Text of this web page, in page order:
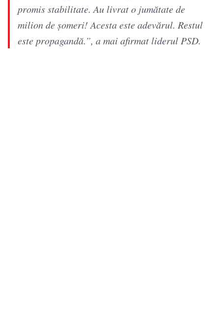
promis stabilitate. Au livrat o jumătate de
milion de șomeri! Acesta este adevărul. Restul
este propagandă.”, a mai afirmat liderul PSD.